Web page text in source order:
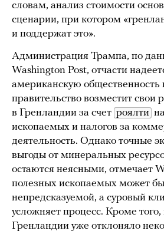
словам, анализ стоимости
сценарии, при котором
и поддержат это».
Администрация Трампа, по
Washington Post, отчасти
американскую общественность
правительство возместит свои
в Гренландии за счет роялти
ископаемых и налогов за
деятельность. Однако точные
выгоды от минеральных
остаются неясными, отмечает
полезных ископаемых может
непредсказуемой, а суровый
усложняет процесс. Кроме того,
Гренландии уже отклоняло